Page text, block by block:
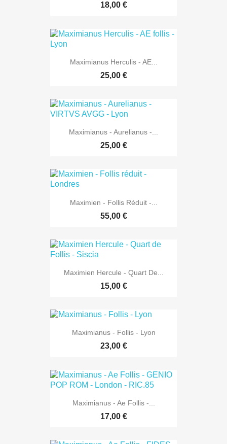
18,00 €
Maximianus Herculis - AE...
25,00 €
Maximianus - Aurelianus -...
25,00 €
Maximien - Follis Réduit -...
55,00 €
Maximien Hercule - Quart De...
15,00 €
Maximianus - Follis - Lyon
23,00 €
Maximianus - Ae Follis -...
17,00 €